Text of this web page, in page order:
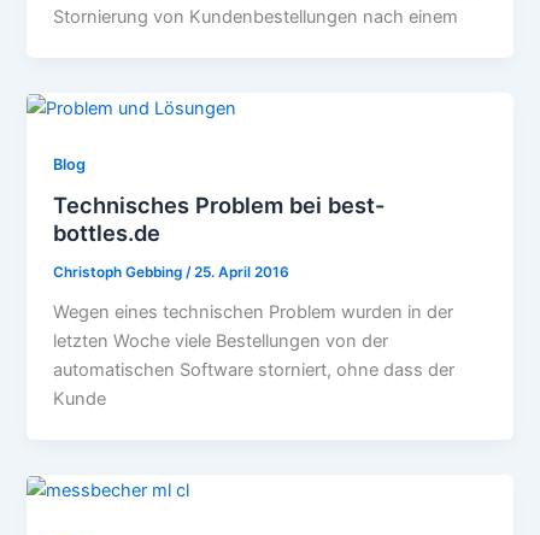
Stornierung von Kundenbestellungen nach einem
Blog
Technisches Problem bei best-
bottles.de
Christoph Gebbing/25. April 2016
Wegen eines technischen Problem wurden in der
letzten Woche viele Bestellungen von der
automatischen Software storniert, ohne dass der
Kunde